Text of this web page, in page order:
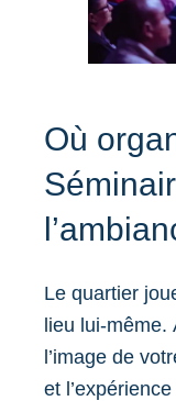
Où
Le quartier
lieu lui-même.
l’image de
et